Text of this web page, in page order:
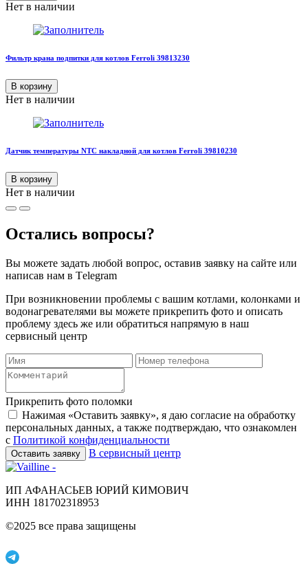
Нет в наличии
Фильтр крана подпитки для котлов Ferroli 39813230
В корзину
Нет в наличии
Датчик температуры NTC накладной для котлов Ferroli 39810230
В корзину
Нет в наличии
Остались вопросы?
Вы можете задать любой вопрос, оставив заявку на сайте или
написав нам в Тelegram
При возникновении проблемы с вашим котлами, колонками и
водонагревателями вы можете прикрепить фото и описать
проблему здесь же или обратиться напрямую в наш
сервисный центр
Прикрепить фото поломки
Нажимая «Оставить заявку», я даю согласие на обработку
персональных данных, а также подтверждаю, что ознакомлен
с Политикой конфиденциальности
Оставить заявку В сервисный центр
ИП АФАНАСЬЕВ ЮРИЙ КИМОВИЧ
ИНН 181702318953
©2025 все права защищены